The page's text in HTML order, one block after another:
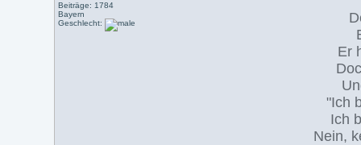
Beiträge: 1784
Bayern
Geschlecht:
Er
"Ich
Ich
Nein,